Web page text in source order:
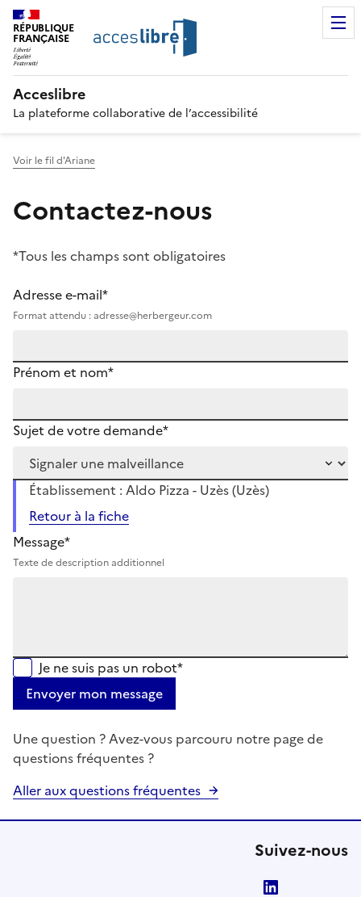
RÉPUBLIQUE
FRANÇAISE
Acceslibre
La plateforme collaborative de l’accessibilité
Voir le fil d'Ariane
Contactez-nous
*Tous les champs sont obligatoires
Adresse e-mail*
Format attendu : adresse@herbergeur.com
Prénom et nom*
Sujet de votre demande*
Établissement : Aldo Pizza - Uzès (Uzès)
Retour à la fiche
Message*
Texte de description additionnel
Je ne suis pas un robot*
Envoyer mon message
Une question ? Avez-vous parcouru notre page de
questions fréquentes ?
Aller aux questions fréquentes
Suivez-nous